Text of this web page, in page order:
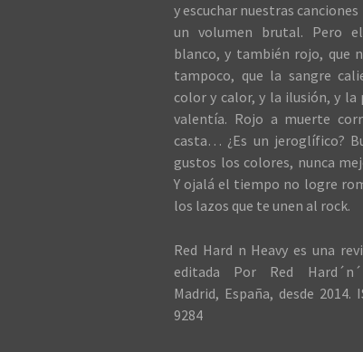
y escuchar nuestras
un volumen brutal. Pero
blanco, y también rojo, que
tampoco, que la sangre
color y calor, y la ilusión, y la
valentía. Rojo a muerte
casta… ¿Es un jeroglífico?
gustos los colores, nunca
Y ojalá el tiempo no logre
los lazos que te unen al rock.
Red Hard n Heavy es una
editada Por Red
Madrid, España, desde 2014.
9284